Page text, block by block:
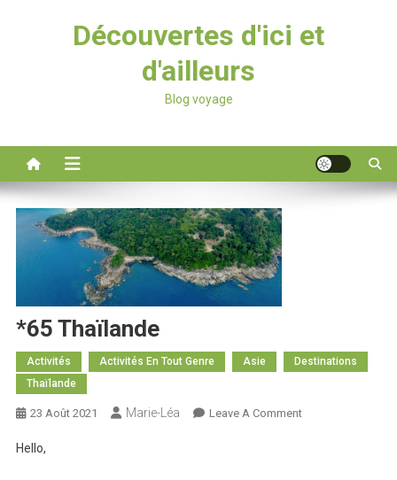
Découvertes d'ici et
d'ailleurs
Blog voyage
*65 Thaïlande
Activités Activités En Tout Genre Asie
Destinations
Thaïlande
23 Août 2021 Marie-Léa Leave A CommentOn
Hello,